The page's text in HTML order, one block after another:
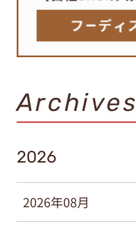
Archives
2026
2026年08月